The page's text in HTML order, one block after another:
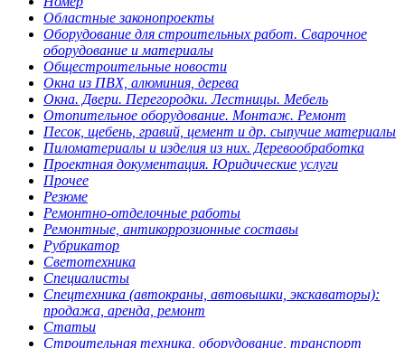
Областные законопроекты
Оборудование для строительных работ. Сварочное
оборудование и материалы
Общестроительные новости
Окна из ПВХ, алюминия, дерева
Окна. Двери. Перегородки. Лестницы. Мебель
Отопительное оборудование. Монтаж. Ремонт
Песок, щебень, гравий, цемент и др. сыпучие материалы
Пиломатериалы и изделия из них. Деревообработка
Проектная документация. Юридические услуги
Прочее
Резюме
Ремонтно-отделочные работы
Ремонтные, антикоррозионные составы
Рубрикатор
Светотехника
Специалисты
Спецтехника (автокраны, автовышки, экскаваторы):
продажа, аренда, ремонт
Статьи
Строительная техника, оборудование, транспорт